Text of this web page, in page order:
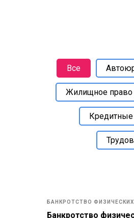
Все
Жилищное право
БАНКРОТСТВО
Банкротство